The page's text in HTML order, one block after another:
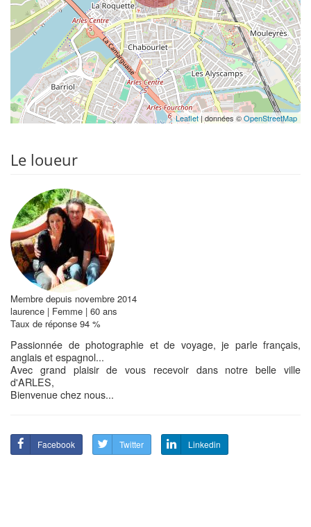
Leaflet| données ©OpenStreetMap
Le loueur
Membre depuis novembre 2014
laurence | Femme | 60 ans
Taux de réponse 94 %
Passionnée de photographie et de voyage, je parle français,
anglais et espagnol...
Avec grand plaisir de vous recevoir dans notre belle ville
d'ARLES,
Bienvenue chez nous...
Facebook Twitter Linkedin